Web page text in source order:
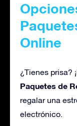
Online
¿Tienes prisa?
Paquetes de
regalar una
electrónico.